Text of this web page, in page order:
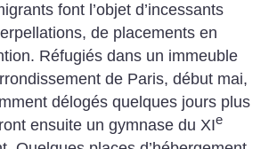
font l’objet d’incessants
de placements en
Réfugiés dans un immeuble
de Paris, début mai,
délogés quelques jours plus
ensuite un gymnase du XIe